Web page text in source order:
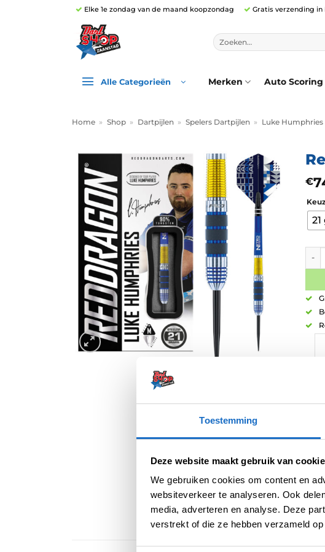
Toestemming
Deze website maakt gebruik van
We gebruiken cookies om content en
websiteverkeer te analyseren. Ook
media, adverteren en analyse. Deze
verstrekt of die ze hebben verzameld
Elke 1e zondag van de maand koopzondag Gratis verzending in
Zoeken
naar:
Alle Categorieën Merken Auto Scoring
Home » Shop » Dartpijlen » Spelers Dartpijlen » Luke
€
21